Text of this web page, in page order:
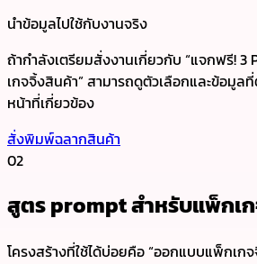
นำข้อมูลไปใช้กับงานจริง
ถ้ากำลังเตรียมสั่งงานเกี่ยวกับ “แจกฟรี!
เกจจิ้งสินค้า” สามารถดูตัวเลือกและข้อมูล
หน้าที่เกี่ยวข้อง
สั่งพิมพ์ฉลากสินค้า
02
สูตร prompt สำหรับแพ็กเ
โครงสร้างที่ใช้ได้บ่อยคือ “ออกแบบแพ็กเก